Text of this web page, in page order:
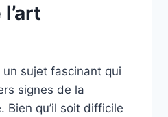
un sujet fascinant qui
signes de la
Bien qu’il soit difficile